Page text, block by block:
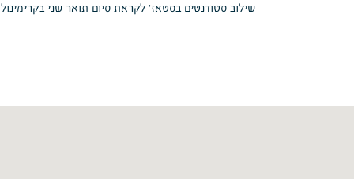
שילוב סטודנטים בסטאז׳ לקראת סיום תואר שני